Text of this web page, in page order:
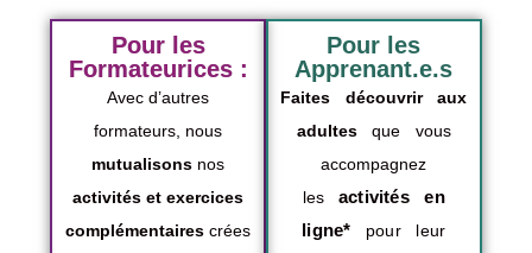
Pour les
Formateurices :
Avec d’autres
formateurs, nous
mutualisons nos
activités et exercices
complémentaires crées
Pour les
Apprenant.e.s
Faites découvrir aux
adultesque vous
accompagnez
lesactivités en
ligne* pour leur